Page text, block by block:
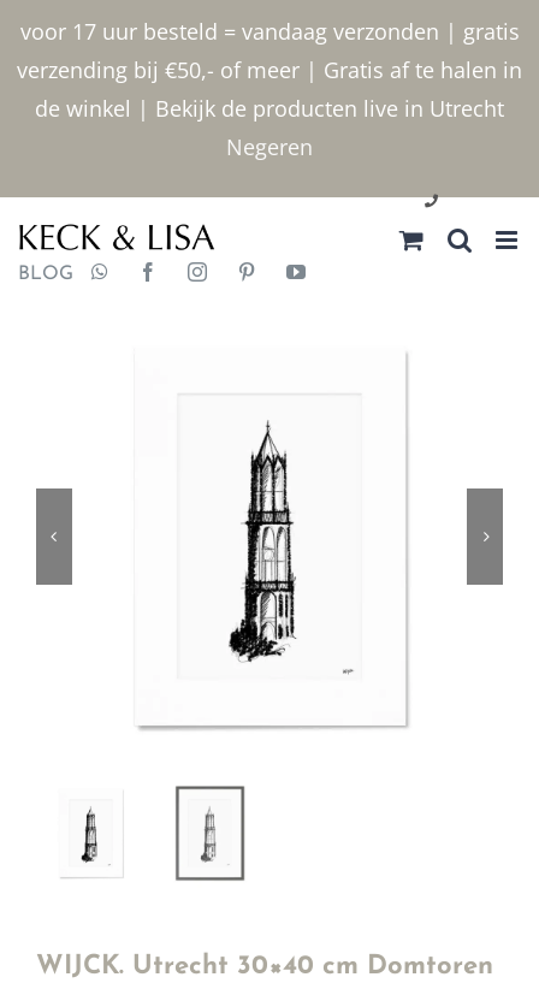
voor 17 uur besteld = vandaag verzonden | gratis
verzending bij €50,- of meer | Gratis af te halen in
de winkel | Bekijk de producten live in Utrecht
Negeren
inhoud
030 2400000
BLOG
WIJCK. Utrecht 30×40 cm Domtoren